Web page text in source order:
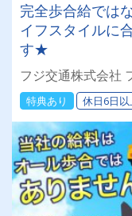
完全歩合給では
イフスタイルに
す★
フジ交通株式会社
特典あり 休日6日以